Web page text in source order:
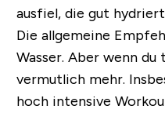
ausfiel, die gut
Die allgemeine
Wasser. Aber wenn
vermutlich mehr.
hoch intensive